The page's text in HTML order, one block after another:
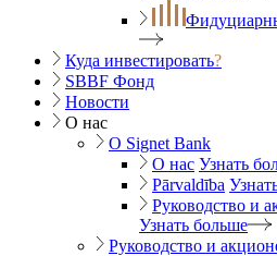
Куда инвестировать?
SBBF Фонд
Новости
О нас
O Signet Bank
О нас Узнать
Pārvaldība
Руководство и
Узнать больше
Руководство и